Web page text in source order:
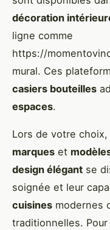
décoration
ligne comme
https://
mural. Ces
casiers bouteilles
espaces.
Lors de votre
marques et
design élégant se
soignée et leur
cuisines modernes
traditionnelles. Pour